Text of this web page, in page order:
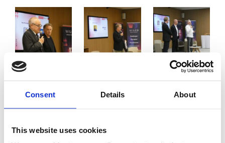
Consent Details About
This website uses cookies